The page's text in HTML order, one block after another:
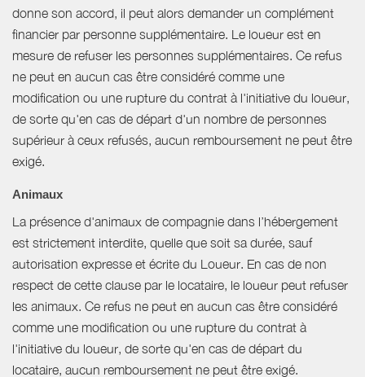
donne son accord, il peut alors demander un complément
financier par personne supplémentaire. Le loueur est en
mesure de refuser les personnes supplémentaires. Ce refus
ne peut en aucun cas être considéré comme une
modification ou une rupture du contrat à l'initiative du loueur,
de sorte qu'en cas de départ d'un nombre de personnes
supérieur à ceux refusés, aucun remboursement ne peut être
exigé.
Animaux
La présence d'animaux de compagnie dans l’hébergement
est strictement interdite, quelle que soit sa durée, sauf
autorisation expresse et écrite du Loueur. En cas de non
respect de cette clause par le locataire, le loueur peut refuser
les animaux. Ce refus ne peut en aucun cas être considéré
comme une modification ou une rupture du contrat à
l'initiative du loueur, de sorte qu'en cas de départ du
locataire, aucun remboursement ne peut être exigé.